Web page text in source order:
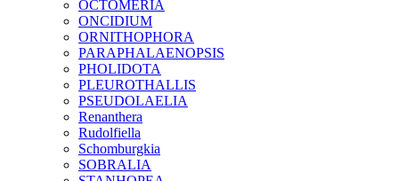
OCTOMERIA
ONCIDIUM
ORNITHOPHORA
PARAPHALAENOPSIS
PHOLIDOTA
PLEUROTHALLIS
PSEUDOLAELIA
Renanthera
Rudolfiella
Schomburgkia
SOBRALIA